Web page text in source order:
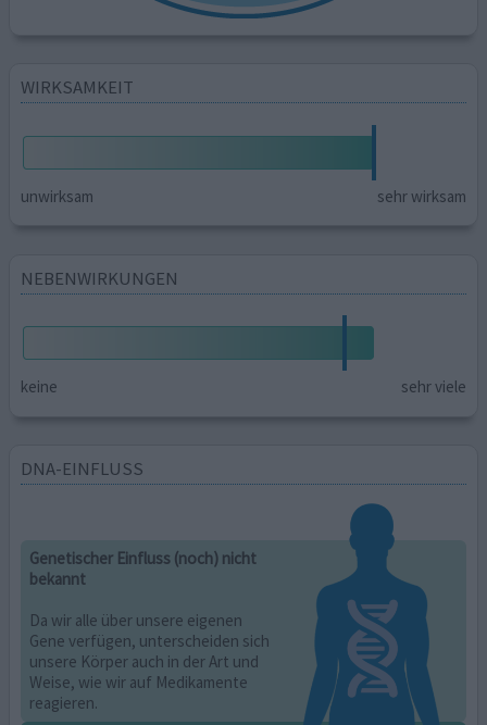
WIRKSAMKEIT
unwirksam sehr wirksam
NEBENWIRKUNGEN
keine sehr viele
DNA-EINFLUSS
Genetischer Einfluss (noch) nicht
bekannt
Da wir alle über unsere eigenen
Gene verfügen, unterscheiden sich
unsere Körper auch in der Art und
Weise, wie wir auf Medikamente
reagieren.